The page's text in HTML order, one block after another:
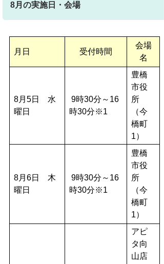
8月の実施日・会場
月日 受付時間
会場
名
8月5日 水
曜日
9時30分～16
時30分※1
豊橋
市役
所
（今
橋町
1）
8月6日 木
曜日
9時30分～16
時30分※1
豊橋
市役
所
（今
橋町
1）
アピ
タ向
山店